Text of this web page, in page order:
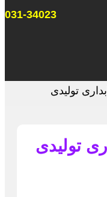
031-34023
تولیدی
تولیدی